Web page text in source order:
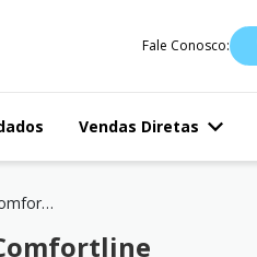
Fale Conosco:
Vendas Diretas
TAOS 1.4 250 TSI Comfortline